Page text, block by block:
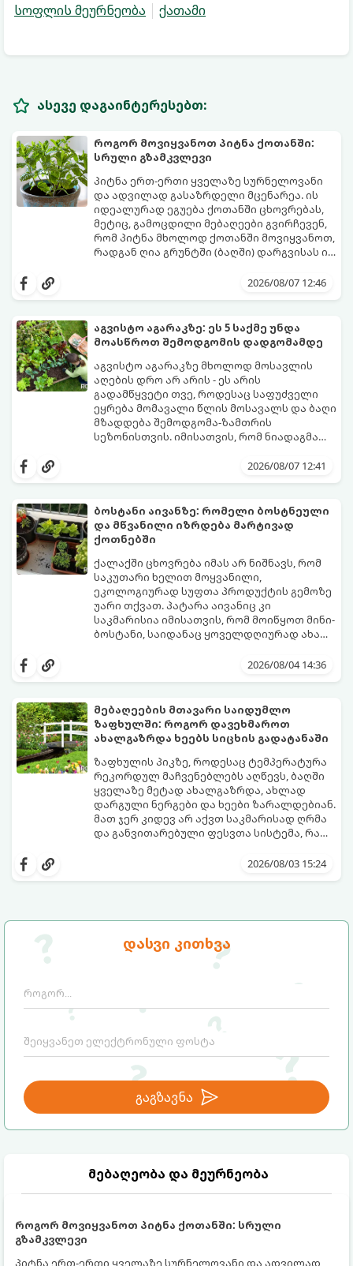
დასვი კითხვა
გაგზავნა
მებაღეობა და მეურნეობა
როგორ მოვიყვანოთ პიტნა ქოთანში: სრული
გზამკვლევი
სოფლის მეურნეობა
ქათამი
ასევე დაგაინტერესებთ:
როგორ მოვიყვანოთ პიტნა ქოთანში:
სრული გზამკვლევი
პიტნა ერთ-ერთი ყველაზე სურნელოვანი
და ადვილად გასაზრდელი მცენარეა. ის
იდეალურად ეგუება ქოთანში ცხოვრებას,
მეტიც, გამოცდილი მებაღეები გვირჩევენ,
რომ პიტნა მხოლოდ ქოთანში მოვიყვანოთ,
რადგან ღია გრუნტში (ბაღში) დარგვისას ის
და სხვა მცენარეებს ავიწროებს.
გაგახარებთ ნორჩი, არომატული2026/08/07 12:46
აგვისტო აგარაკზე: ეს 5 საქმე უნდა
მოასწროთ შემოდგომის დადგომამდე
აგვისტო აგარაკზე მხოლოდ მოსავლის
აღების დრო არ არის - ეს არის
გადამწყვეტი თვე, როდესაც საფუძველი
ეყრება მომავალი წლის მოსავალს და ბაღი
მზადდება შემოდგომა-ზამთრის
სეზონისთვის. იმისათვის, რომ ნიადაგმა
ზამთარს გაუძლონ, აგვისტოს ბოლომდე 5
2026/08/07 12:41
ბოსტანი აივანზე: რომელი ბოსტნეული
და მწვანილი იზრდება მარტივად
ქოთნებში
ქალაქში ცხოვრება იმას არ ნიშნავს, რომ
საკუთარი ხელით მოყვანილი,
ეკოლოგიურად სუფთა პროდუქტის გემოზე
უარი თქვათ. პატარა აივანიც კი
საკმარისია იმისათვის, რომ მოიწყოთ მინი-
ბოსტანი, საიდანაც ყოველდღიურად ახალ,
სასიამოვნო და ესთეტიკური ჰობია.
კარგად და როგორ მოუაროთ მათ სწორად.
2026/08/04 14:36
მებაღეების მთავარი საიდუმლო
ზაფხულში: როგორ დავეხმაროთ
ახალგაზრდა ხეებს სიცხის გადატანაში
ზაფხულის პიკზე, როდესაც ტემპერატურა
რეკორდულ მაჩვენებლებს აღწევს, ბაღში
ყველაზე მეტად ახალგაზრდა, ახლად
დარგული ნერგები და ხეები ზარალდებიან.
მათ ჯერ კიდევ არ აქვთ საკმარისად ღრმა
და განვითარებული ფესვთა სისტემა, რათა
დამოუკიდებლად მოიპოვონ.
არ დავეხმარებით, მათ შესაძლოა
გთავაზობთ მებაღეების გამოცდილ
როგორ გადავარჩინოთ ახალგაზრდა ხეები
2026/08/03 15:24